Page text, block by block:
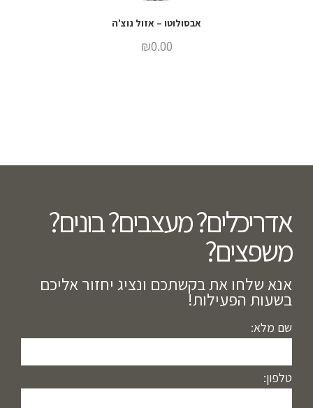
אבסולוטו – אזול נוצ'ה
₪0.00
אדריכלים? מעצבים? בונים?
משפצים?​
אנא שלחו את בקשתכם ונציג יחזור אליכם
בשעות הפעילות!
שם מלא:
טלפון: